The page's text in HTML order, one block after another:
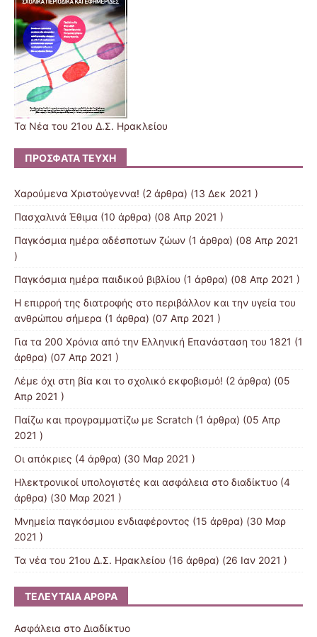
Τα Νέα του 21ου Δ.Σ. Ηρακλείου
ΠΡΌΣΦΑΤΑ ΤΕΎΧΗ
Χαρούμενα Χριστούγεννα! (2 άρθρα) (13 Δεκ 2021 )
Πασχαλινά Έθιμα (10 άρθρα) (08 Απρ 2021 )
Παγκόσμια ημέρα αδέσποτων ζώων (1 άρθρα) (08 Απρ 2021
)
Παγκόσμια ημέρα παιδικού βιβλίου (1 άρθρα) (08 Απρ 2021 )
Η επιρροή της διατροφής στο περιβάλλον και την υγεία του
ανθρώπου σήμερα (1 άρθρα) (07 Απρ 2021 )
Για τα 200 Χρόνια από την Ελληνική Επανάσταση του 1821 (1
άρθρα) (07 Απρ 2021 )
Λέμε όχι στη βία και το σχολικό εκφοβισμό! (2 άρθρα) (05
Απρ 2021 )
Παίζω και προγραμματίζω με Scratch (1 άρθρα) (05 Απρ
2021 )
Οι απόκριες (4 άρθρα) (30 Μαρ 2021 )
Ηλεκτρονικοί υπολογιστές και ασφάλεια στο διαδίκτυο (4
άρθρα) (30 Μαρ 2021 )
Μνημεία παγκόσμιου ενδιαφέροντος (15 άρθρα) (30 Μαρ
2021 )
Τα νέα του 21ου Δ.Σ. Ηρακλείου (16 άρθρα) (26 Ιαν 2021 )
ΤΕΛΕΥΤΑΊΑ ΆΡΘΡΑ
Ασφάλεια στο Διαδίκτυο